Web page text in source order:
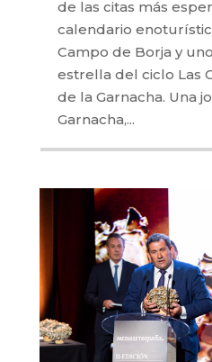
de las citas más
calendario
Campo de Borja y
estrella del ciclo Las
de la Garnacha. Una
Garnacha,...